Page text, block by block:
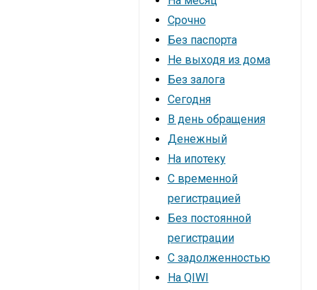
Cрочно
Без паспорта
Не выходя из дома
Без залога
Сегодня
В день обращения
Денежный
На ипотеку
С временной
регистрацией
Без постоянной
регистрации
С задолженностью
На QIWI